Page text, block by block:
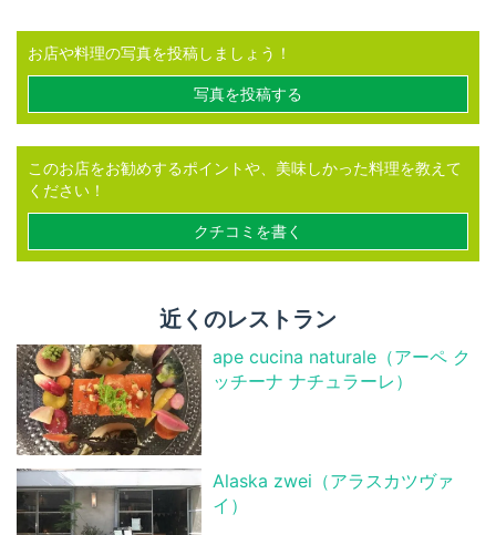
お店や料理の写真を投稿しましょう！
写真を投稿する
このお店をお勧めするポイントや、美味しかった料理を教えて
ください！
クチコミを書く
近くのレストラン
ape cucina naturale（アーペ ク
ッチーナ ナチュラーレ）
Alaska zwei（アラスカツヴァ
イ）